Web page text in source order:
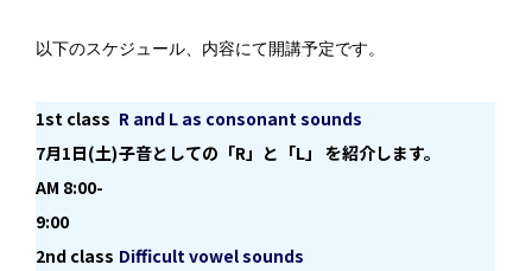
以下のスケジュール、内容にて開講予定です。
1st class
7月1日(土)
AM 8:00-
9:00
R and L as consonant sounds
子音としての「R」と「L」 を紹介します。
2nd class Difficult vowel sounds